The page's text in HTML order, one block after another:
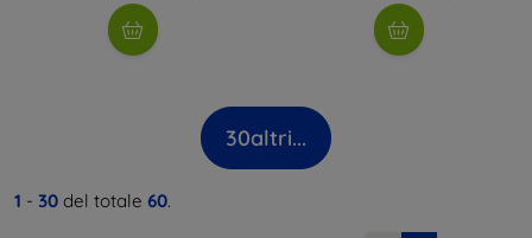
30altri...
1 - 30 del totale 60.